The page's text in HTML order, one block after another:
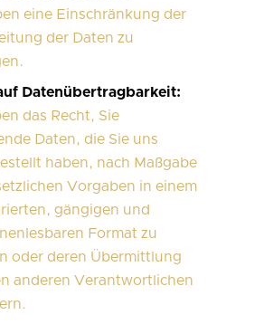
eine Einschränkung der
der Daten zu
Datenübertragbarkeit:
das Recht, Sie
Daten, die Sie uns
haben, nach Maßgabe
Vorgaben in einem
gängigen und
Format zu
oder deren Übermittlung
anderen Verantwortlichen